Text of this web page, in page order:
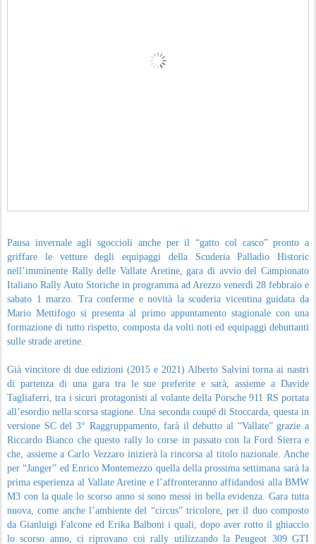
Pausa invernale agli sgoccioli anche per il “gatto col casco” pronto a
griffare le vetture degli equipaggi della Scuderia Palladio Historic
nell’imminente Rally delle Vallate Aretine, gara di avvio del Campionato
Italiano Rally Auto Storiche in programma ad Arezzo venerdì 28 febbraio e
sabato 1 marzo. Tra conferme e novità la scuderia vicentina guidata da
Mario Mettifogo si presenta al primo appuntamento stagionale con una
formazione di tutto rispetto, composta da volti noti ed equipaggi debuttanti
sulle strade aretine.
Già vincitore di due edizioni (2015 e 2021) Alberto Salvini torna ai nastri
di partenza di una gara tra le sue preferite e sarà, assieme a Davide
Tagliaferri, tra i sicuri protagonisti al volante della Porsche 911 RS portata
all’esordio nella scorsa stagione. Una seconda coupé di Stoccarda, questa in
versione SC del 3° Raggruppamento, farà il debutto al “Vallate” grazie a
Riccardo Bianco che questo rally lo corse in passato con la Ford Sierra e
che, assieme a Carlo Vezzaro inizierà la rincorsa al titolo nazionale. Anche
per “Janger” ed Enrico Montemezzo quella della prossima settimana sarà la
prima esperienza al Vallate Aretine e l’affronteranno affidandosi alla BMW
M3 con la quale lo scorso anno si sono messi in bella evidenza. Gara tutta
nuova, come anche l’ambiente del “circus” tricolore, per il duo composto
da Gianluigi Falcone ed Erika Balboni i quali, dopo aver rotto il ghiaccio
lo scorso anno, ci riprovano coi rally utilizzando la Peugeot 309 GTI